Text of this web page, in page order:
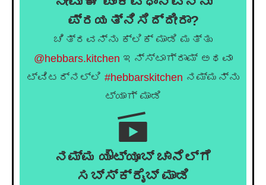
ಪ್ರಯತ್ನಿಸಿದ್ದೀರಾ?
ಚಿತ್ರವನ್ನು ಕ್ಲಿಕ್ ಮಾಡಿ ಮತ್ತು
@hebbars.kitchen ಇನ್ಸ್ಟಾಗ್ರಾಮ್ ಅಥವಾ
ಟ್ವಿಟರ್‌ನಲ್ಲಿ #hebbarskitchen ನಮ್ಮನ್ನು
ಟ್ಯಾಗ್ ಮಾಡಿ
ನಮ್ಮ ಯೌಟ್ಯೂಬ್ ಚಾನೆಲ್ಗೆ
ಸಬ್ಸ್ಕ್ರೈಬ್ ಮಾಡಿ